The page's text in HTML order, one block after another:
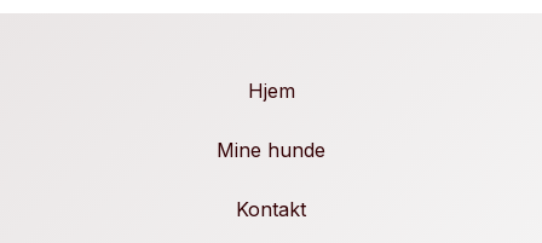
Hjem
Mine hunde
Kontakt